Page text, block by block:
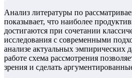
Анализ литературы по
показывает, что наиболее
достигаются при сочетании
исследования с современными
анализе актуальных эмпирических
работе схема рассмотрения
зрения и сделать